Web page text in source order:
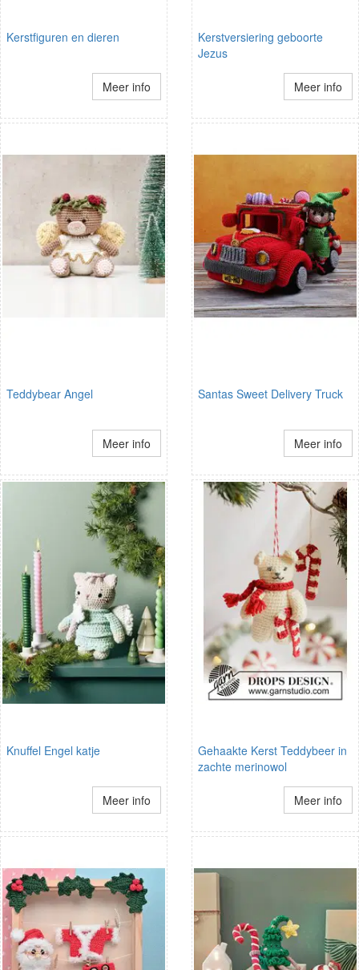
Kerstfiguren en dieren
Meer info
Kerstversiering geboorte
Jezus
Meer info
Teddybear Angel
Meer info
Santas Sweet Delivery Truck
Meer info
Knuffel Engel katje
Meer info
Gehaakte Kerst Teddybeer in
zachte merinowol
Meer info